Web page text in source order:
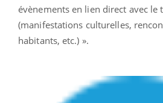
évènements en lien direct avec le
(manifestations culturelles,
habitants, etc.) ».